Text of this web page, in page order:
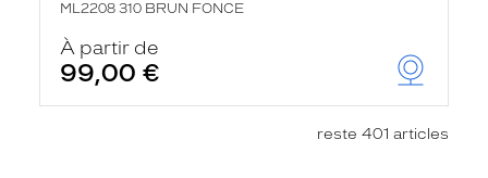
ML2208 310 BRUN FONCE
À partir de
99,00 €
reste 401 articles